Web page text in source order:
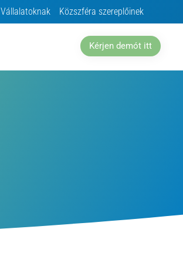
Vállalatoknak Közszféra szereplőinek
Kérjen demót itt